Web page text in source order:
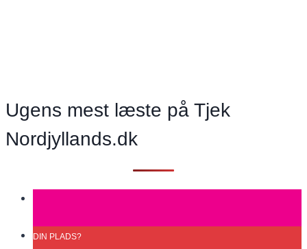
Ugens mest læste på Tjek
Nordjyllands.dk
DIN PLADS?